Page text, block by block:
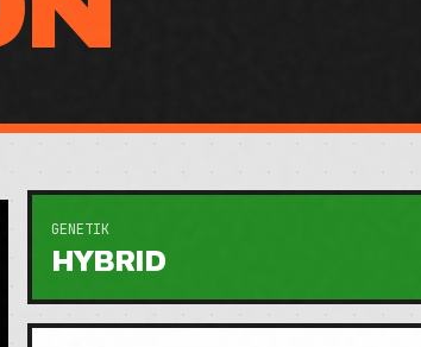
GENETIK
HYBRID